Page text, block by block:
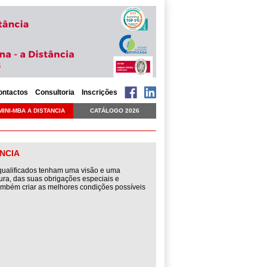
Consultoria Inscrições
MBA A DISTANCIA CATÁLOGO 2026
tenham uma visão e uma
das suas obrigações especiais e
criar as melhores condições possíveis